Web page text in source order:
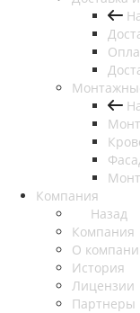
Компания
Назад
Компания
О
История
Лицензии
Партнеры